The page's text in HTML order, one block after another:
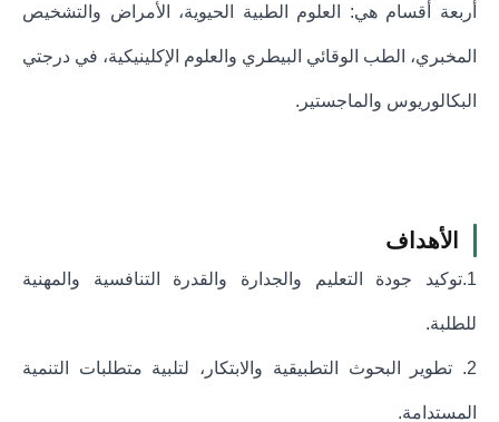
أربعة أقسام هي: العلوم الطبية الحيوية، الأمراض والتشخيص
المخبري، الطب الوقائي البيطري والعلوم الإكلينيكية، في درجتي
البكالوريوس والماجستير.
الأهداف
1.توكيد جودة التعليم والجدارة والقدرة التنافسية والمهنية
للطلبة.
2. تطوير البحوث التطبيقية والابتكار، لتلبية متطلبات التنمية
المستدامة.